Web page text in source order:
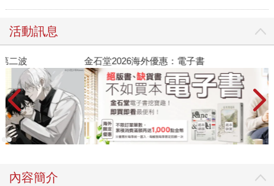
活動訊息
金石堂2026海外優惠：電子書
內容簡介